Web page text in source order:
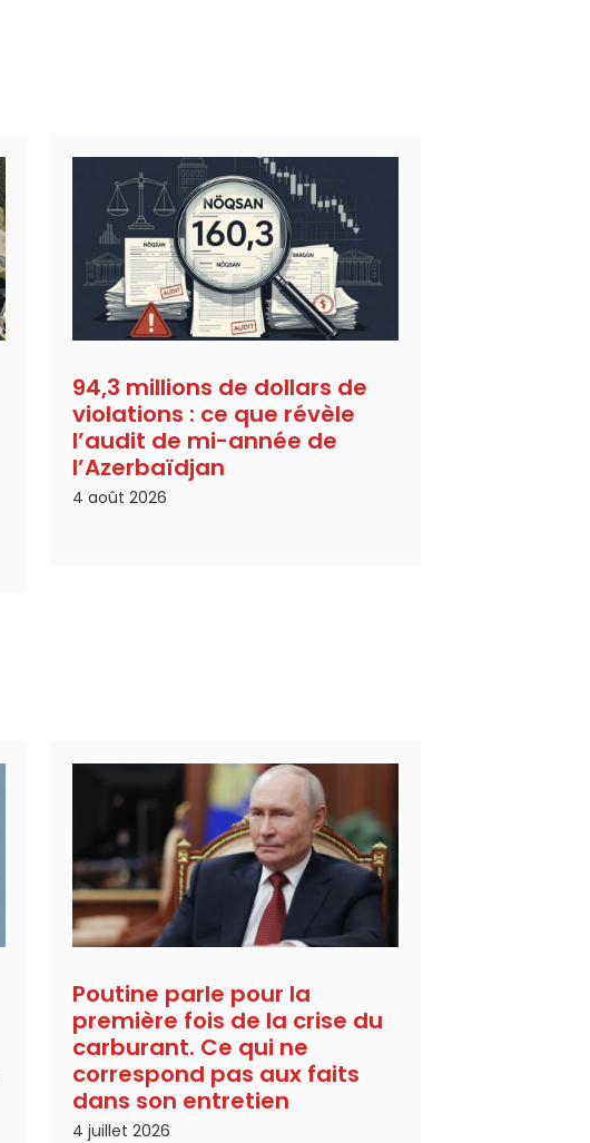
94,3 millions de dollars de
violations : ce que révèle
l’audit de mi-année de
l’Azerbaïdjan
4 août 2026
Poutine parle pour la
première fois de la crise du
carburant. Ce qui ne
correspond pas aux faits
dans son entretien
4 juillet 2026